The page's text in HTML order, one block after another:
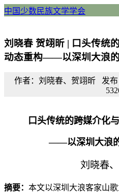
中国少数民族文学学会
刘晓春 贺翊昕 | 口头传统
动态重构——以深圳大浪的
作者：刘晓春、贺翊昕 发布
口头传统的跨媒介化
——以深圳大浪
刘晓春
摘要： 本文以深圳大浪客家山